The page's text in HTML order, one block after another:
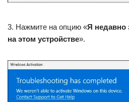
3. Нажмите на опцию «Я недавно
на этом устройстве».